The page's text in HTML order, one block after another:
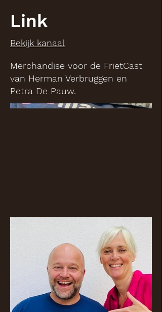
Link
Bekijk kanaal
Merchandise voor de FrietCast
van Herman Verbruggen en
Petra De Pauw.